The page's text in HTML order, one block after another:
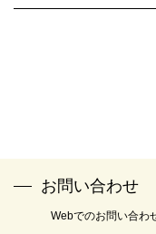
お問い合わせ
Webでのお問い合わ